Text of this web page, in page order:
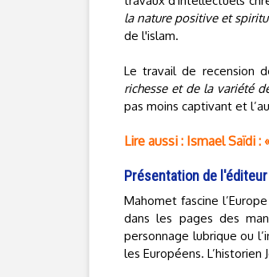
la nature positive et
de l'islam.
Le travail de recension
richesse et de la variété
pas moins captivant et
Lire aussi : Ismael Saïdi :
Présentation de l'éditeur
Mahomet fascine
dans les pages des
personnage lubrique ou
les Européens.